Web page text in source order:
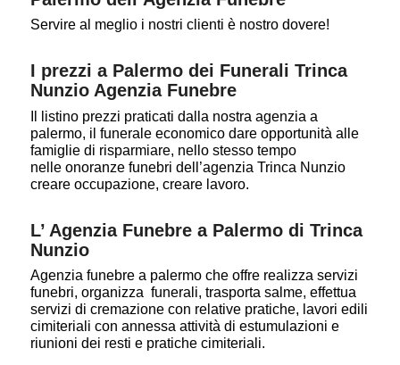
Servire al meglio i nostri clienti è nostro dovere!
I prezzi a Palermo dei Funerali Trinca
Nunzio Agenzia Funebre
Il listino prezzi praticati dalla nostra agenzia a
palermo, il funerale economico dare opportunità alle
famiglie di risparmiare, nello stesso tempo
nelle onoranze funebri dell’agenzia Trinca Nunzio
creare occupazione, creare lavoro.
L’ Agenzia Funebre a Palermo di Trinca
Nunzio
Agenzia funebre a palermo che offre realizza servizi
funebri, organizza funerali, trasporta salme, effettua
servizi di cremazione con relative pratiche, lavori edili
cimiteriali con annessa attività di estumulazioni e
riunioni dei resti e pratiche cimiteriali.